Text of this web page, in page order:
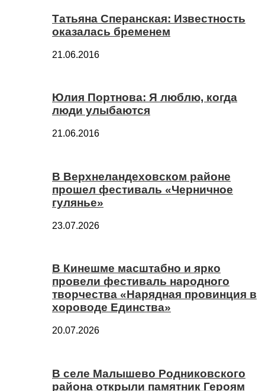
Татьяна Сперанская: Известность
оказалась бременем
21.06.2016
Юлия Портнова: Я люблю, когда
люди улыбаются
21.06.2016
В Верхнеландеховском районе
прошел фестиваль «Черничное
гулянье»
23.07.2026
В Кинешме масштабно и ярко
провели фестиваль народного
творчества «Нарядная провинция в
хороводе Единства»
20.07.2026
В селе Малышево Родниковского
района открыли памятник Героям